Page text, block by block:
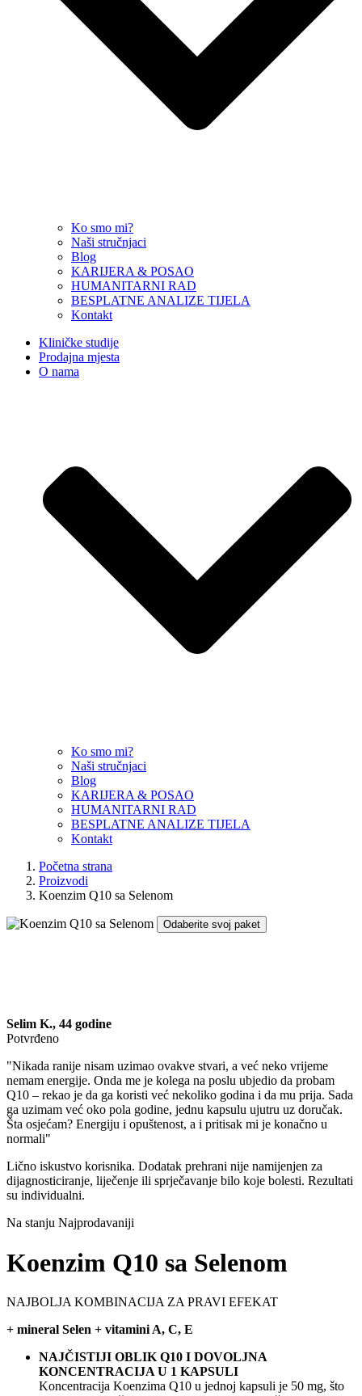
Ko smo mi?
Naši stručnjaci
Blog
KARIJERA & POSAO
HUMANITARNI RAD
BESPLATNE ANALIZE TIJELA
Kontakt
Kliničke studije
Prodajna mjesta
O nama
Ko smo mi?
Naši stručnjaci
Blog
KARIJERA & POSAO
HUMANITARNI RAD
BESPLATNE ANALIZE TIJELA
Kontakt
Početna strana
Proizvodi
Koenzim Q10 sa Selenom
Odaberite svoj paket
Selim K., 44 godine
Potvrđeno
"Nikada ranije nisam uzimao ovakve stvari, a već neko vrijeme
nemam energije. Onda me je kolega na poslu ubjedio da probam
Q10 – rekao je da ga koristi već nekoliko godina i da mu prija. Sada
ga uzimam već oko pola godine, jednu kapsulu ujutru uz doručak.
Šta osjećam? Energiju i opuštenost, a i pritisak mi je konačno u
normali"
Lično iskustvo korisnika. Dodatak prehrani nije namijenjen za
dijagnosticiranje, liječenje ili sprječavanje bilo koje bolesti. Rezultati
su individualni.
Na stanju Najprodavaniji
Koenzim Q10 sa Selenom
NAJBOLJA KOMBINACIJA ZA PRAVI EFEKAT
+ mineral Selen + vitamini A, C, E
NAJČISTIJI OBLIK Q10 I DOVOLJNA
KONCENTRACIJA U 1 KAPSULI
Koncentracija Koenzima Q10 u jednoj kapsuli je 50 mg, što